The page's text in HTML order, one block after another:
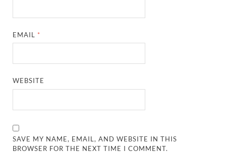
EMAIL *
WEBSITE
SAVE MY NAME, EMAIL, AND WEBSITE IN THIS
BROWSER FOR THE NEXT TIME I COMMENT.